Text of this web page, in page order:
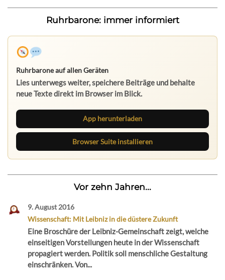
Ruhrbarone: immer informiert
Ruhrbarone auf allen Geräten
Lies unterwegs weiter, speichere Beiträge und behalte
neue Texte direkt im Browser im Blick.
App herunterladen
Browser Suite installieren
Vor zehn Jahren...
9. August 2016
Wissenschaft: Mit Leibniz in die düstere Zukunft
Eine Broschüre der Leibniz-Gemeinschaft zeigt, welche
einseitigen Vorstellungen heute in der Wissenschaft
propagiert werden. Politik soll menschliche Gestaltung
einschränken. Von...